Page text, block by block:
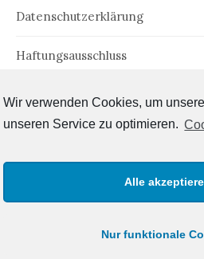
Wir verwenden Cookies, um
unseren Service zu optimieren.
Alle
Nur funktionale
Datenschutzerklärung
Haftungsausschluss
Impressum
Cookie-Richtlinie (EU)